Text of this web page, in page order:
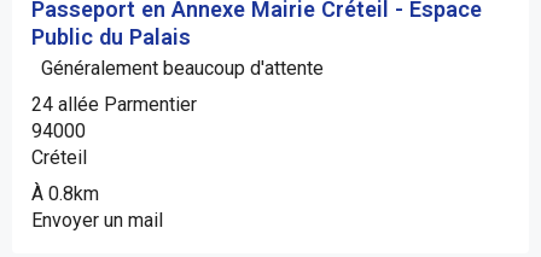
Passeport en Annexe Mairie Créteil - Espace
Public du Palais
Généralement beaucoup d'attente
24 allée Parmentier
94000
Créteil
À 0.8km
Envoyer un mail